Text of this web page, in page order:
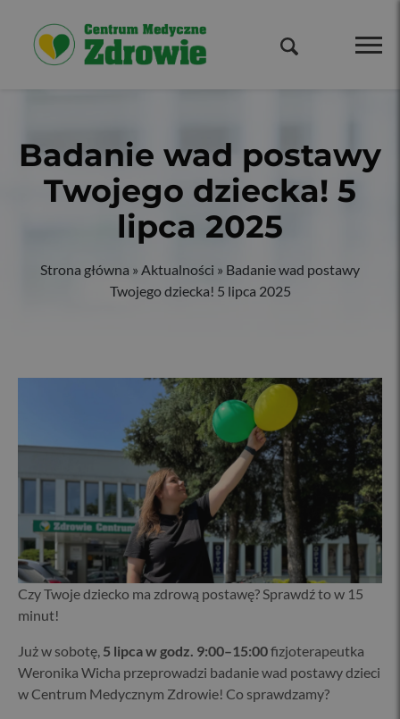
Badanie wad postawy
Twojego dziecka! 5
lipca 2025
Strona główna » Aktualności » Badanie wad postawy
Twojego dziecka! 5 lipca 2025
Czy Twoje dziecko ma zdrową postawę? Sprawdź to w 15
minut!
Już w sobotę, 5 lipca w godz. 9:00–15:00fizjoterapeutka
Weronika Wicha przeprowadzi badanie wad postawy dzieci
w Centrum Medycznym Zdrowie! Co sprawdzamy?